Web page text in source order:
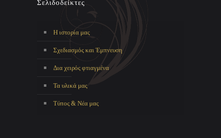
Σελιδοδείκτες
Η ιστορία μας
Σχεδιασμός και Έμπνευση
Δια χειρός φτιαγμένα
Τα υλικά μας
Τύπος & Νέα μας